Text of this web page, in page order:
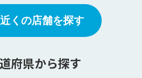
くの店舗を探す
府県から探す